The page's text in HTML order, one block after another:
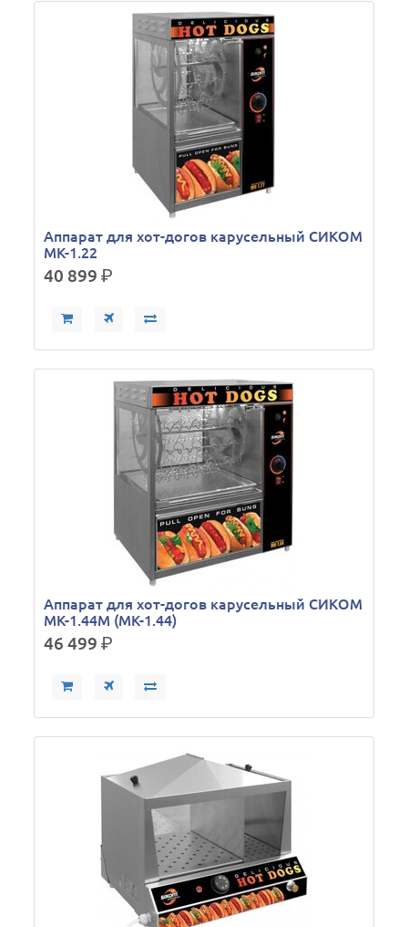
Аппарат для хот-догов карусельный СИКОМ
МК-1.22
40 899р.
Аппарат для хот-догов карусельный СИКОМ
МК-1.44М (МК-1.44)
46 499р.